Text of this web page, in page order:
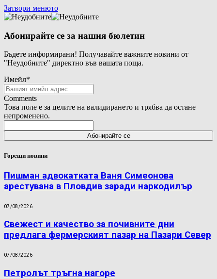
Затвори менюто
Абонирайте се за нашия бюлетин
Бъдете информирани! Получавайте важните новини от
"Неудобните" директно във вашата поща.
Имейл*
Comments
Това поле е за целите на валидирането и трябва да остане
непроменено.
Горещи новини
Пишман адвокатката Ваня Симеонова
арестувана в Пловдив заради наркодилър
07/08/2026
Свежест и качество за почивните дни
предлага фермерският пазар на Пазари Север
07/08/2026
Петролът тръгна нагоре